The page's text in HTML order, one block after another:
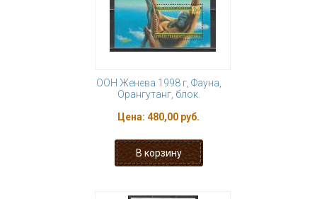
ООН Женева 1998 г, Фауна,
Орангутанг, блок.
Цена: 480,00 руб.